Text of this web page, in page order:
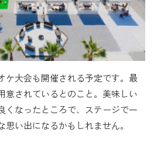
ケ大会も開催される予定です。最
意されているとのこと。美味しい
くなったところで、ステージで一
い出になるかもしれません。